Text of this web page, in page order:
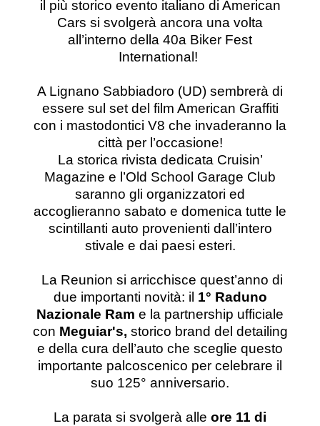
il più storico evento italiano di American
Cars si svolgerà ancora una volta
all’interno della 40a Biker Fest
International!
A Lignano Sabbiadoro (UD) sembrerà di
essere sul set del film American Graffiti
con i mastodontici V8 che invaderanno la
città per l’occasione!
La storica rivista dedicata Cruisin’
Magazine e l’Old School Garage Club
saranno gli organizzatori ed
accoglieranno sabato e domenica tutte le
scintillanti auto provenienti dall’intero
stivale e dai paesi esteri.
La Reunion si arricchisce quest’anno di
due importanti novità: il 1° Raduno
Nazionale Ram e la partnership ufficiale
con Meguiar's, storico brand del detailing
e della cura dell’auto che sceglie questo
importante palcoscenico per celebrare il
suo 125° anniversario.
La parata si svolgerà alle ore 11 di